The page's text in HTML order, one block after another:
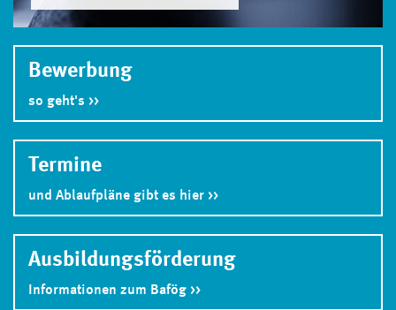
Bewerbung
so geht's
Termine
und Ablaufpläne gibt es hier
Ausbildungs­förderung
Informationen zum Bafög